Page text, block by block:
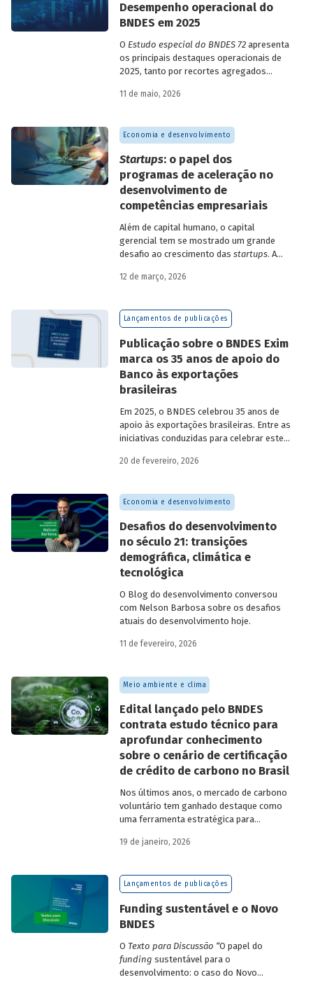
Desempenho operacional do
BNDES em 2025
O Estudo especial do BNDES 72 apresenta
os principais destaques operacionais de
2025, tanto por recortes agregados
específicas do Banco.
11 de maio, 2026
Economia e desenvolvimento
Startups: o papel dos
programas de aceleração no
desenvolvimento de
competências empresariais
Além de capital humano, o capital
gerencial tem se mostrado um grande
desafio ao crescimento das startups. A
como programas de aceleração têm
desafio.
12 de março, 2026
Lançamentos de publicações
Publicação sobre o BNDES Exim
marca os 35 anos de apoio do
Banco às exportações
brasileiras
Em 2025, o BNDES celebrou 35 anos de
apoio às exportações brasileiras. Entre as
iniciativas conduzidas para celebrar este
quanto para a história do
Brasil, está o lançamento da publicação
“BNDES Exim: 35 anos de apoio às
20 de fevereiro, 2026
Economia e desenvolvimento
Desafios do desenvolvimento
no século 21: transições
demográfica, climática e
tecnológica
O Blog do desenvolvimento conversou
com Nelson Barbosa sobre os desafios
atuais do desenvolvimento hoje.
11 de fevereiro, 2026
Meio ambiente e clima
Edital lançado pelo BNDES
contrata estudo técnico para
aprofundar conhecimento
sobre o cenário de certificação
de crédito de carbono no Brasil
Nos últimos anos, o mercado de carbono
voluntário tem ganhado destaque como
uma ferramenta estratégica para
de carbono e demonstrar compromisso
19 de janeiro, 2026
Lançamentos de publicações
Funding sustentável e o Novo
BNDES
O Texto para Discussão “O papel do
funding sustentável para o
desenvolvimento: o caso do Novo